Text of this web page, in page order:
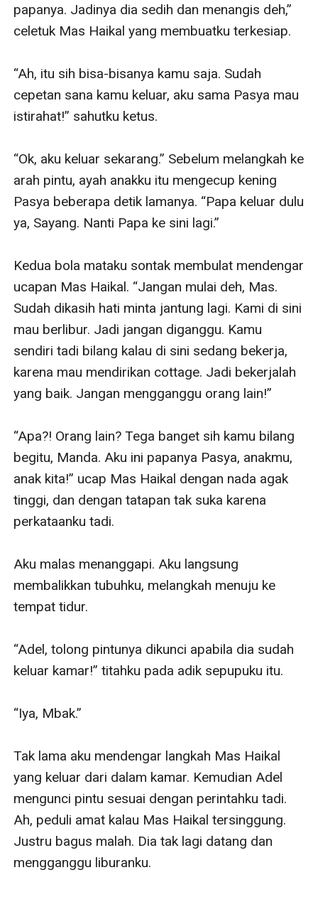
papanya. Jadinya dia sedih dan menangis deh,”
celetuk Mas Haikal yang membuatku terkesiap.
“Ah, itu sih bisa-bisanya kamu saja. Sudah
cepetan sana kamu keluar, aku sama Pasya mau
istirahat!” sahutku ketus.
“Ok, aku keluar sekarang.” Sebelum melangkah ke
arah pintu, ayah anakku itu mengecup kening
Pasya beberapa detik lamanya. “Papa keluar dulu
ya, Sayang. Nanti Papa ke sini lagi.”
Kedua bola mataku sontak membulat mendengar
ucapan Mas Haikal. “Jangan mulai deh, Mas.
Sudah dikasih hati minta jantung lagi. Kami di sini
mau berlibur. Jadi jangan diganggu. Kamu
sendiri tadi bilang kalau di sini sedang bekerja,
karena mau mendirikan cottage. Jadi bekerjalah
yang baik. Jangan mengganggu orang lain!”
“Apa?! Orang lain? Tega banget sih kamu bilang
begitu, Manda. Aku ini papanya Pasya, anakmu,
anak kita!” ucap Mas Haikal dengan nada agak
tinggi, dan dengan tatapan tak suka karena
perkataanku tadi.
Aku malas menanggapi. Aku langsung
membalikkan tubuhku, melangkah menuju ke
tempat tidur.
“Adel, tolong pintunya dikunci apabila dia sudah
keluar kamar!” titahku pada adik sepupuku itu.
“Iya, Mbak.”
Tak lama aku mendengar langkah Mas Haikal
yang keluar dari dalam kamar. Kemudian Adel
mengunci pintu sesuai dengan perintahku tadi.
Ah, peduli amat kalau Mas Haikal tersinggung.
Justru bagus malah. Dia tak lagi datang dan
mengganggu liburanku.